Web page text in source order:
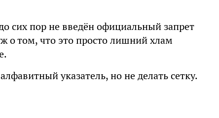
сих пор не введён официальный запрет
о том, что это просто лишний хлам
указатель, но не делать сетку.